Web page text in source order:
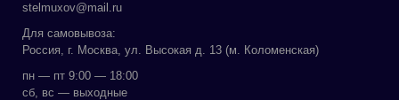
stelmuxov@mail.ru
Для самовывоза:
Россия, г. Москва, ул. Высокая д. 13 (м. Коломенская)
пн — пт 9:00 — 18:00
сб, вс — выходные